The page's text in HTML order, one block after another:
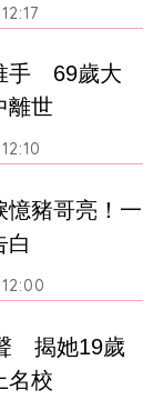
手　69歲大
離世
憶豬哥亮！一
白
　揭她19歲
名校